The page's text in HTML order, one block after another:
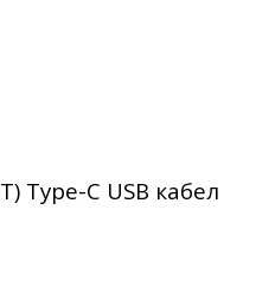
Type-C USB кабел